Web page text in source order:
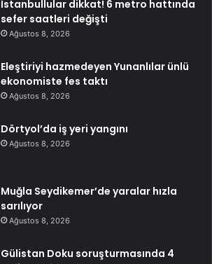
İstanbullular dikkat! 6 metro hattında
sefer saatleri değişti
Ağustos 8, 2026
Eleştiriyi hazmedeyen Yunanlılar ünlü
ekonomiste fes taktı
Ağustos 8, 2026
Dörtyol’da iş yeri yangını
Ağustos 8, 2026
Muğla Seydikemer’de yaralar hızla
sarılıyor
Ağustos 8, 2026
Gülistan Doku soruşturmasında 4